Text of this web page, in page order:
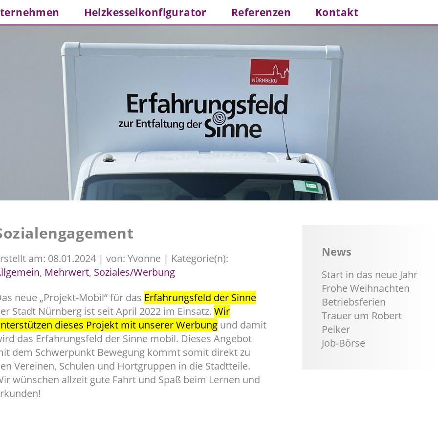
Heizkesselkonfigurator Referenzen Kontakt
am: 08.01.2024 | von: Yvonne | Kategorie(n):
, Mehrwert, Soziales/Werbung
neue „Projekt-Mobil“ für das Erfahrungsfeld der Sinne
Stadt Nürnberg ist seit April 2022 im Einsatz. Wir
dieses Projekt mit unserer Werbung und damit
das Erfahrungsfeld der Sinne mobil. Dieses Angebot
dem Schwerpunkt Bewegung kommt somit direkt zu
Vereinen, Schulen und Hortgruppen in die Stadtteile.
wünschen allzeit gute Fahrt und Spaß beim Lernen und
News
Start in das neue Jahr
Frohe Weihnachten
Betriebsferien
Trauer um Robert
Peiker
Job-Börse